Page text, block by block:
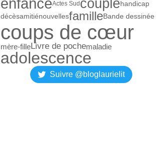
enfanceActes Sud couplehandicap
décèsamitiénouvellesfamilleBande dessinée
coups de cœur
mère-filleLivre de pochemaladie
adolescence
Suivre @bloglaurielit